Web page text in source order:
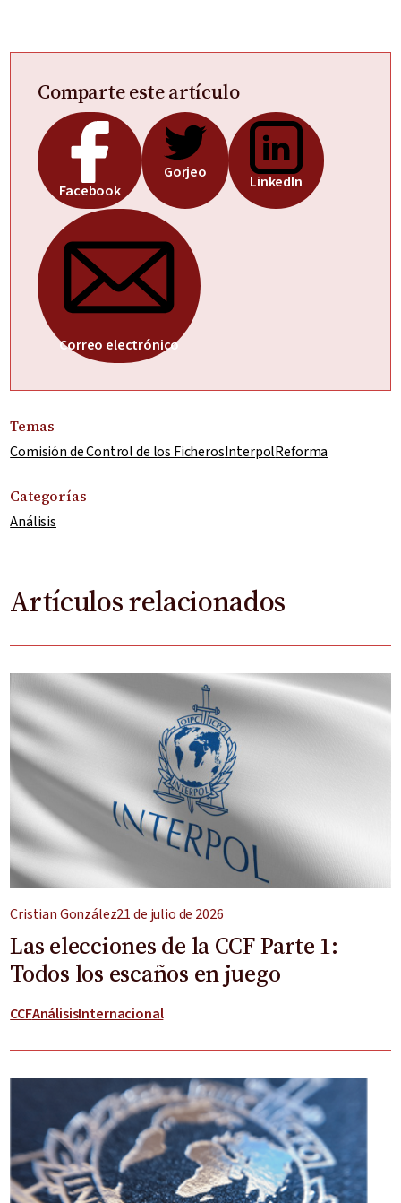
Comparte este artículo
Facebook
Gorjeo LinkedIn
Correo electrónico
Temas
Comisión de Control de los FicherosInterpolReforma
Categorías
Análisis
Artículos relacionados
Cristian González21 de julio de 2026
Las elecciones de la CCF Parte 1:
Todos los escaños en juego
CCFAnálisisInternacional